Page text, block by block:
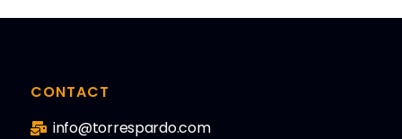
CONTACT
info@torrespardo.com